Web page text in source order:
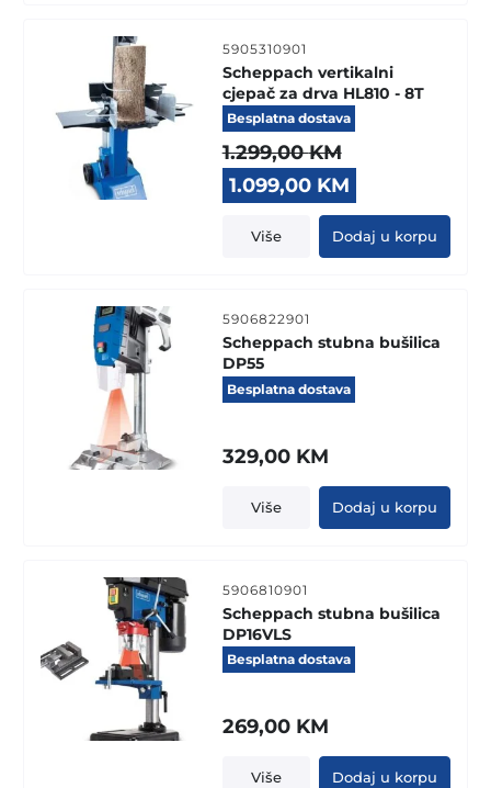
5905310901
Scheppach vertikalni
cjepač za drva HL810 - 8T
Besplatna dostava
1.299,00KM
Original
price
was:
1.299,00 KM.
1.099,00 KM
price
is:
1.099,00 KM.
Više Dodaj u korpu
5906822901
Scheppach stubna bušilica
DP55
Besplatna dostava
329,00 KM
Više Dodaj u korpu
5906810901
Scheppach stubna bušilica
DP16VLS
Besplatna dostava
269,00 KM
Više Dodaj u korpu